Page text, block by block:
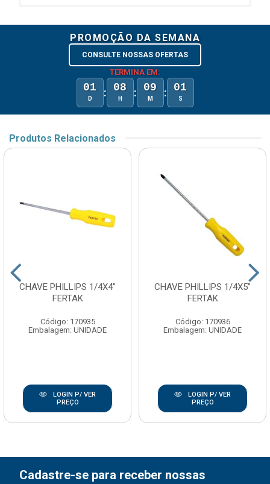
PROMOÇÃO DA SEMANA
CONSULTE NOSSAS OFERTAS
TERMINA EM:
01
D : 08
H : 09
M : 01
S
Produtos Relacionados
CHAVE PHILLIPS 1/4X4”
FERTAK
Código: 170935
Embalagem: UNIDADE
LOGIN P/ VER
PREÇO
CHAVE PHILLIPS 1/4X5”
FERTAK
Código: 170936
Embalagem: UNIDADE
LOGIN P/ VER
PREÇO
Cadastre-se para receber nossas